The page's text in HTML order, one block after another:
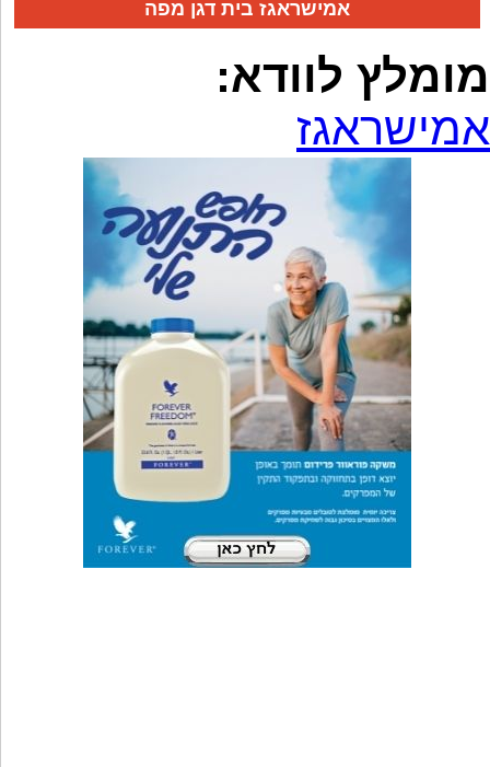
אמישראגז בית דגן מפה
מומלץ לוודא:
אמישראגז